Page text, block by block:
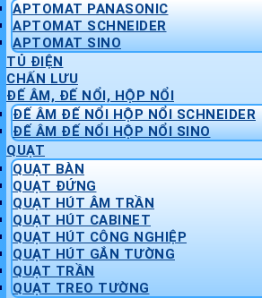
APTOMAT PANASONIC
APTOMAT SCHNEIDER
APTOMAT SINO
TỦ ĐIỆN
CHẤN LƯU
ĐẾ ÂM, ĐẾ NỔI, HỘP NỔI
ĐẾ ÂM ĐẾ NỔI HỘP NỔI SCHNEIDER
ĐẾ ÂM ĐẾ NỔI HỘP NỔI SINO
QUẠT
QUẠT BÀN
QUẠT ĐỨNG
QUẠT HÚT ÂM TRẦN
QUẠT HÚT CABINET
QUẠT HÚT CÔNG NGHIỆP
QUẠT HÚT GẮN TƯỜNG
QUẠT TRẦN
QUẠT TREO TƯỜNG